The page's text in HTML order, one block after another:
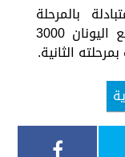
بالمرحلة
الأولى من خط الربط الكهربائي مع اليونان 3000